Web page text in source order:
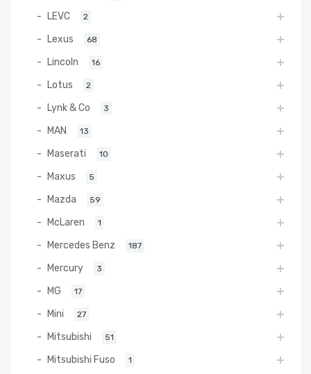
LEVC 2
Lexus 68
Lincoln 16
Lotus 2
Lynk & Co 3
MAN 13
Maserati 10
Maxus 5
Mazda 59
McLaren 1
Mercedes Benz 187
Mercury 3
MG 17
Mini 27
Mitsubishi 51
Mitsubishi Fuso 1